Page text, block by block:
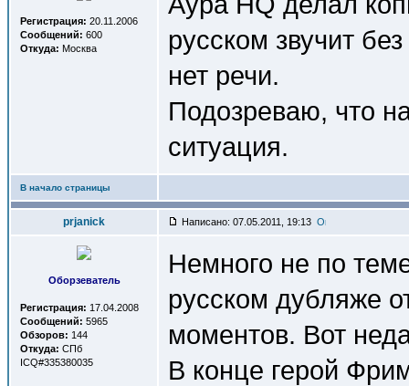
Регистрация: 20.11.2006
Сообщений: 600
Откуда: Москва
русском звучит
нет речи.
Подозреваю, что
ситуация.
В начало страницы
prjanick Написано: 07.05.2011, 19:13
Оборзеватель
Регистрация: 17.04.2008
Сообщений: 5965
Обзоров: 144
Откуда: СПб
ICQ#335380035
Немного не по
русском дубляже
моментов. Вот
В конце герой